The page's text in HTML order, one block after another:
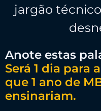
jargão
Anote estas
Será 1 dia para
que 1 ano de
ensinariam.